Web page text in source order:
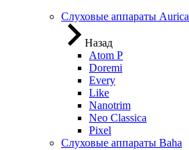
Слуховые аппараты Aurica
Назад
Atom P
Doremi
Every
Like
Nanotrim
Neo Classica
Pixel
Слуховые аппараты Baha